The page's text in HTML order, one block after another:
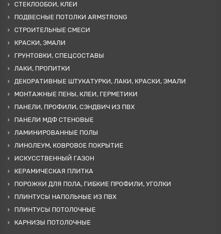
СТЕКЛООБОИ, КЛЕИ
ПОДВЕСНЫЕ ПОТОЛКИ ARMSTRONG
СТРОИТЕЛЬНЫЕ СМЕСИ
КРАСКИ, ЭМАЛИ
ГРУНТОВКИ, СПЕЦСОСТАВЫ
ЛАКИ, ПРОПИТКИ
ДЕКОРАТИВНЫЕ ШТУКАТУРКИ, ЛАКИ, КРАСКИ, ЭМАЛИ
МОНТАЖНЫЕ ПЕНЫ, КЛЕИ, ГЕРМЕТИКИ
ПАНЕЛИ, ПРОФИЛИ, СЭНДВИЧ ИЗ ПВХ
ПАНЕЛИ МДФ СТЕНОВЫЕ
ЛАМИНИРОВАННЫЕ ПОЛЫ
ЛИНОЛЕУМ, КОВРОВОЕ ПОКРЫТИЕ
ИСКУССТВЕННЫЙ ГАЗОН
КЕРАМИЧЕСКАЯ ПЛИТКА
ПОРОЖКИ ДЛЯ ПОЛА, ГИБКИЕ ПРОФИЛИ, УГОЛКИ
ПЛИНТУСЫ НАПОЛЬНЫЕ ИЗ ПВХ
ПЛИНТУСЫ ПОТОЛОЧНЫЕ
КАРНИЗЫ ПОТОЛОЧНЫЕ